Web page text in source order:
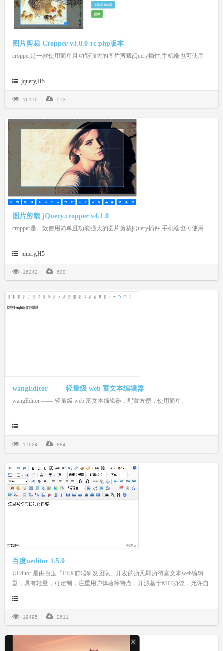
图片剪裁 Cropper v3.0.0-rc php版本
cropper是一款使用简单且功能强大的图片剪裁jQuery插件,手机端也可使用
jquery,H5
16170 573
图片剪裁 jQuery.cropper v4.1.0
cropper是一款使用简单且功能强大的图片剪裁jQuery插件,手机端也可使用
jquery,H5
16242 600
wangEditor —— 轻量级 web 富文本编辑器
wangEditor —— 轻量级 web 富文本编辑器，配置方便，使用简单。
17024 884
百度ueditor 1.5.0
UEditor 是由百度「FEX前端研发团队」开发的所见即所得富文本web编辑
器，具有轻量，可定制，注重用户体验等特点，开源基于MIT协议，允许自
19495 2611